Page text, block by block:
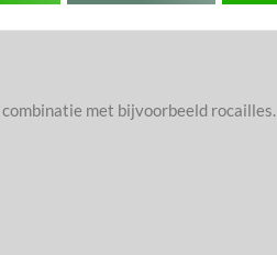
met bijvoorbeeld rocailles.